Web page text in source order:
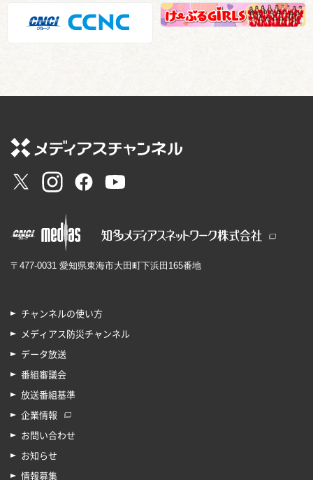
〒477-0031 愛知県東海市大田町下浜田165番地
チャンネルの使い方
メディアス防災チャンネル
データ放送
番組審議会
放送番組基準
企業情報
お問い合わせ
お知らせ
情報募集